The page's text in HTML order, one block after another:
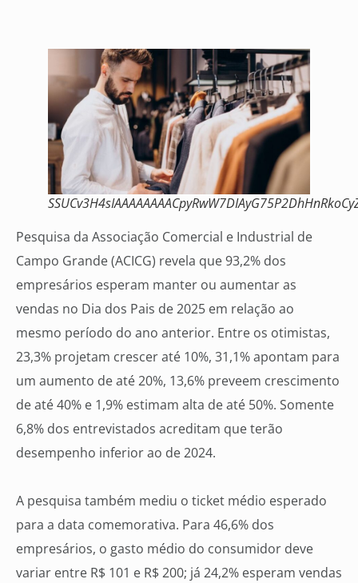
Pesquisa da Associação Comercial e Industrial de
Campo Grande (ACICG) revela que 93,2% dos
empresários esperam manter ou aumentar as
vendas no Dia dos Pais de 2025 em relação ao
mesmo período do ano anterior. Entre os otimistas,
23,3% projetam crescer até 10%, 31,1% apontam para
um aumento de até 20%, 13,6% preveem crescimento
de até 40% e 1,9% estimam alta de até 50%. Somente
6,8% dos entrevistados acreditam que terão
desempenho inferior ao de 2024.
A pesquisa também mediu o ticket médio esperado
para a data comemorativa. Para 46,6% dos
empresários, o gasto médio do consumidor deve
variar entre R$ 101 e R$ 200; já 24,2% esperam vendas